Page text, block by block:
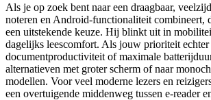
Als je op zoek bent naar een draagbaar,
noteren en Android-functionaliteit combineert,
een uitstekende keuze. Hij blinkt uit in
dagelijks leescomfort. Als jouw prioriteit
documentproductiviteit of maximale
alternatieven met groter scherm of naar
modellen. Voor veel moderne lezers en
een overtuigende middenweg tussen e-reader